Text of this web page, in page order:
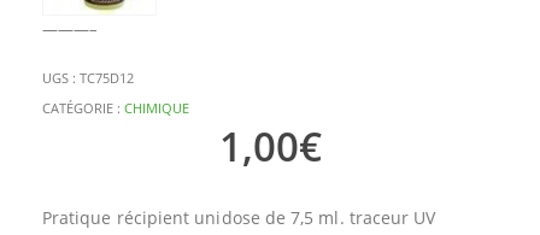
———–
UGS : TC75D12
CATÉGORIE : CHIMIQUE
1,00€
Pratique récipient unidose de 7,5 ml. traceur UV